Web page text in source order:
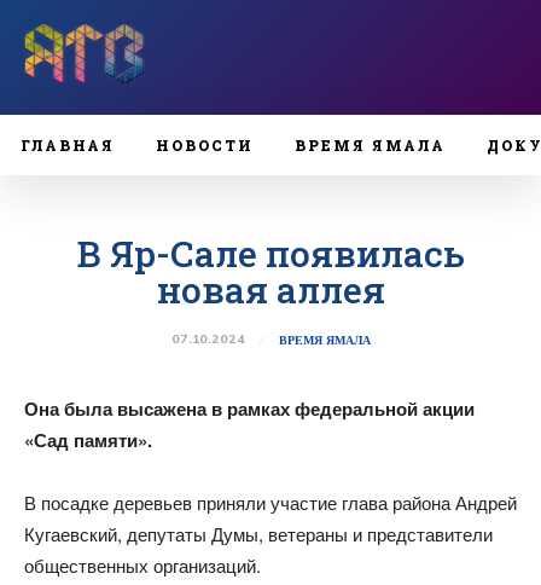
ГЛАВНАЯ НОВОСТИ ВРЕМЯ ЯМАЛА
В Яр-Сале появилась
новая аллея
07.10.2024 ВРЕМЯ ЯМАЛА
Она была высажена в рамках федеральной акции
«Сад памяти».
В посадке деревьев приняли участие глава района Андрей
Кугаевский, депутаты Думы, ветераны и представители
общественных организаций.